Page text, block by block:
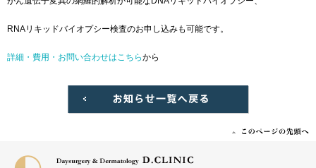
RNAリキッドバイオプシー検査のお申し込みも可能です。
詳細・費用・お問い合わせはこちらから